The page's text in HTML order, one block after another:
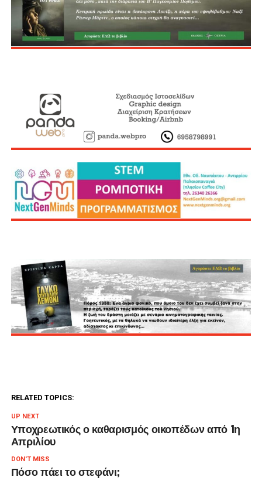
RELATED TOPICS:
UP NEXT
Υποχρεωτικός ο καθαρισμός οικοπέδων από 1η
Απριλίου
DON'T MISS
Πόσο πάει το στεφάνι;